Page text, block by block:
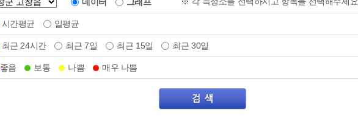
시간평균 일평균
최근 24시간 최근 7일 최근 15일 최근 30일
좋음 보통 나쁨 매우 나쁨